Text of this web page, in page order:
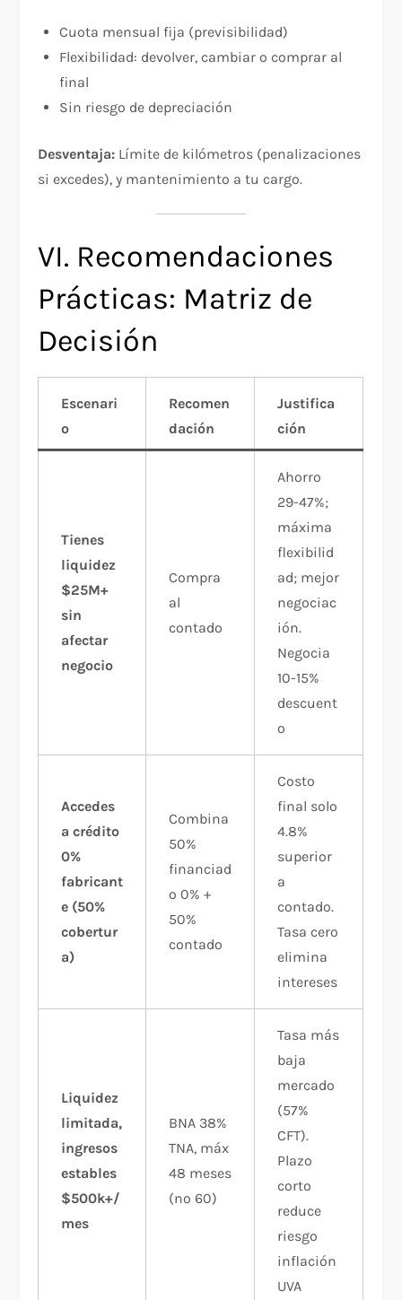
Cuota mensual fija (previsibilidad)
Flexibilidad: devolver, cambiar o comprar al
final
Sin riesgo de depreciación
Desventaja: Límite de kilómetros (penalizaciones
si excedes), y mantenimiento a tu cargo.
VI. Recomendaciones
Prácticas: Matriz de
Decisión
Escenari
o
Recomen
dación
Justifica
ción
Tienes
liquidez
$25M+
sin
afectar
negocio
Compra
al
contado
Ahorro
29-47%;
máxima
flexibilid
ad; mejor
negociac
ión.
Negocia
10-15%
descuent
o
Accedes
a crédito
0%
fabricant
e (50%
cobertur
a)
Combina
50%
financiad
o 0% +
50%
contado
Costo
final solo
4.8%
superior
a
contado.
Tasa cero
elimina
intereses
Liquidez
limitada,
ingresos
estables
$500k+/
mes
BNA 38%
TNA, máx
48 meses
(no 60)
Tasa más
baja
mercado
(57%
CFT).
Plazo
corto
reduce
riesgo
inflación
UVA